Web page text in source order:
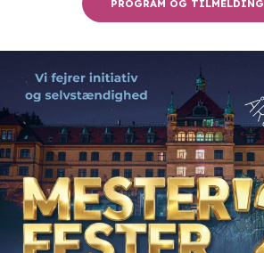
PROGRAM OG TILMELDING